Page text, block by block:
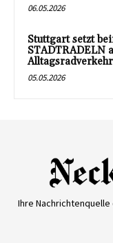
06.05.2026
Stuttgart setzt
STADTRADELN
Alltagsradverkehr
05.05.2026
Ihre